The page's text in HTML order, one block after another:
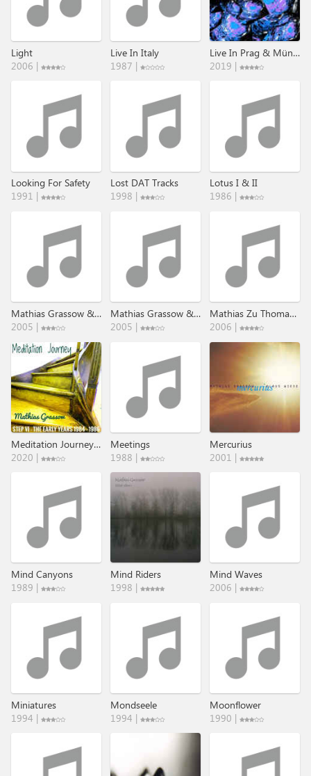
Light
2006 |
Live In Italy
1987 |
Live In Prag & Münster
2019 |
Looking For Safety
1991 |
Lost DAT Tracks
1998 |
Lotus I & II
1986 |
Mathias Grassow & Aliennature
2005 |
Mathias Grassow & Aliennature II
2005 |
Mathias Zu Thomas Basics I-VI
2006 |
Meditation Journey (The Early Years 1984 - 1986)
2020 |
Meetings
1988 |
Mercurius
2001 |
Mind Canyons
1989 |
Mind Riders
1998 |
Mind Waves
2006 |
Miniatures
1994 |
Mondseele
1994 |
Moonflower
1990 |